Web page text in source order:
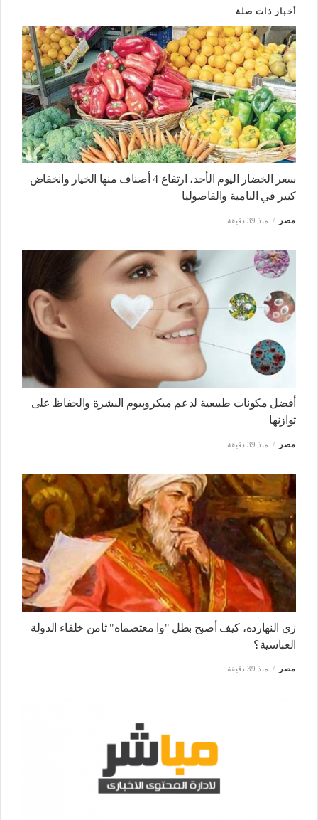
أخبار ذات صلة
سعر الخضار اليوم الأحد، ارتفاع 4 أصناف منها الخيار وانخفاض
كبير في البامية والفاصوليا
مصر منذ 39 دقيقة
أفضل مكونات طبيعية لدعم ميكروبيوم البشرة والحفاظ على
توازنها
مصر منذ 39 دقيقة
زي النهارده، كيف أصبح بطل "وا معتصماه" ثامن خلفاء الدولة
العباسية؟
مصر منذ 39 دقيقة